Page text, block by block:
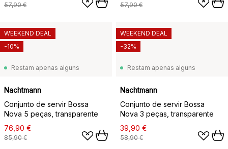
57,90 € 57,90 €
Restam apenas alguns
Nachtmann
Conjunto de servir Bossa
Nova 5 peças, transparente
76,90 €
85,90 €
WEEKEND DEAL
-10%
Restam apenas alguns
Nachtmann
Conjunto de servir Bossa
Nova 3 peças, transparente
39,90 €
58,90 €
WEEKEND DEAL
-32%